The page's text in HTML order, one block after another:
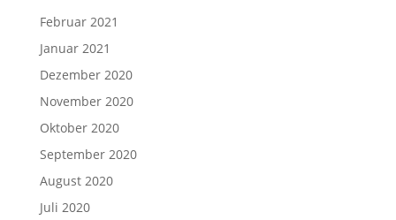
Februar 2021
Januar 2021
Dezember 2020
November 2020
Oktober 2020
September 2020
August 2020
Juli 2020